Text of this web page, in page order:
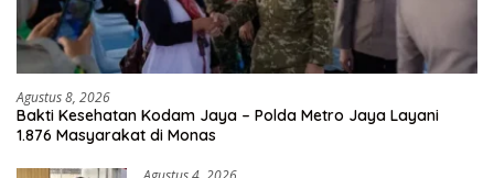
Agustus 8, 2026
Bakti Kesehatan Kodam Jaya – Polda Metro Jaya Layani
1.876 Masyarakat di Monas